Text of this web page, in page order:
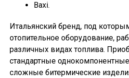
Baxi.
Итальянский бренд, под
отопительное оборудование,
различных видах топлива.
стандартные
сложные битермические